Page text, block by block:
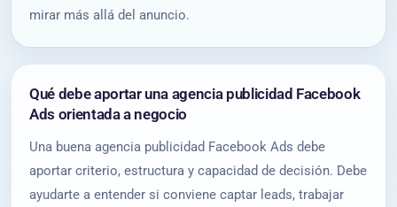
mirar más allá del anuncio.
Qué debe aportar una agencia publicidad Facebook
Ads orientada a negocio
Una buena agencia publicidad Facebook Ads debe
aportar criterio, estructura y capacidad de decisión. Debe
ayudarte a entender si conviene captar leads, trabajar